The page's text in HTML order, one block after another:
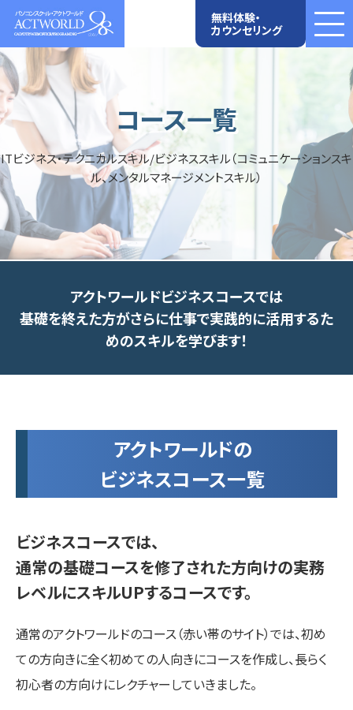
無料体験・
カウンセリング
コース一覧
ITビジネス・テクニカルスキル/ビジネススキル（コミュニケーションスキ
ル、メンタルマネージメントスキル）
アクトワールドビジネスコースでは
基礎を終えた方がさらに仕事で実践的に活用するた
めのスキルを学びます！
アクトワールドの
ビジネスコース一覧
ビジネスコースでは、
通常の基礎コースを修了された方向けの実務
レベルにスキルUPするコースです。
通常のアクトワールドのコース（赤い帯のサイト）では、初め
ての方向きに全く初めての人向きにコースを作成し、長らく
初心者の方向けにレクチャーしていきました。